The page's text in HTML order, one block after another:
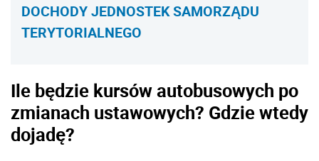
DOCHODY JEDNOSTEK SAMORZĄDU
TERYTORIALNEGO
Ile będzie kursów autobusowych po
zmianach ustawowych? Gdzie wtedy
dojadę?